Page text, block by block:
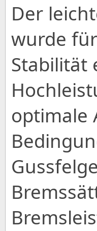
Der
wurde
Stabilität
optimale